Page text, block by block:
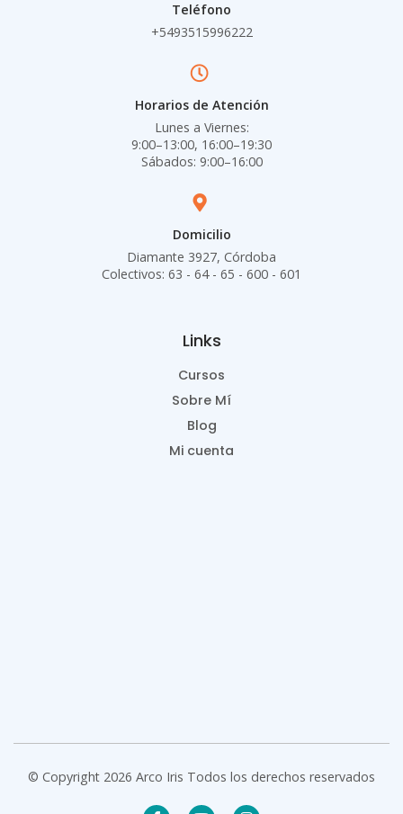
Teléfono
+5493515996222
Horarios de Atención
Lunes a Viernes:
9:00–13:00, 16:00–19:30
Sábados: 9:00–16:00
Domicilio
Diamante 3927, Córdoba
Colectivos: 63 - 64 - 65 - 600 - 601
Links
Cursos
Sobre Mí
Blog
Mi cuenta
© Copyright 2026 Arco Iris Todos los derechos reservados